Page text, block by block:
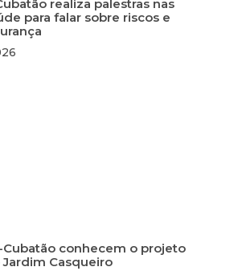
realiza palestras nas
para falar sobre riscos e
Cubatão conhecem o projeto
Jardim Casqueiro